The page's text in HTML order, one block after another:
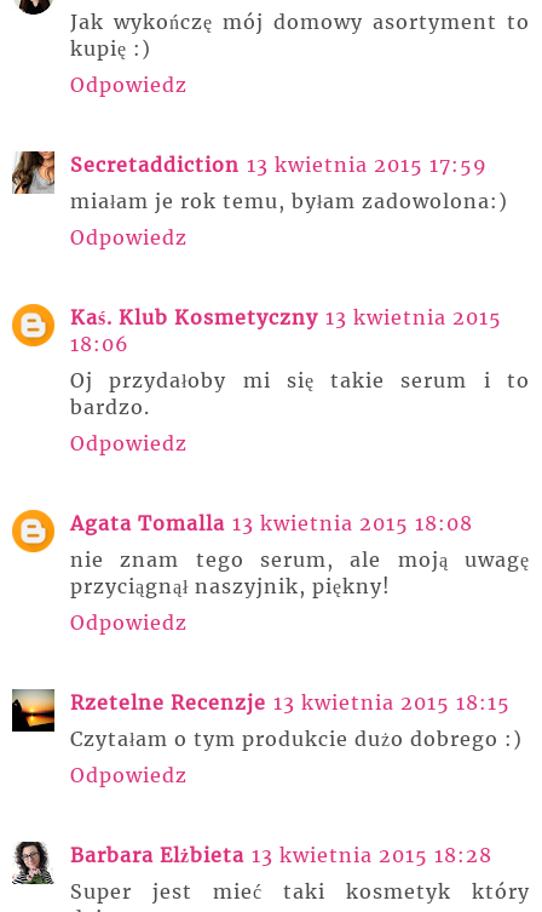
Jak wykończę mój domowy asortyment to
kupię :)
Odpowiedz
Secretaddiction 13 kwietnia 2015 17:59
miałam je rok temu, byłam zadowolona:)
Odpowiedz
Kaś. Klub Kosmetyczny 13 kwietnia 2015
18:06
Oj przydałoby mi się takie serum i to
bardzo.
Odpowiedz
Agata Tomalla 13 kwietnia 2015 18:08
nie znam tego serum, ale moją uwagę
przyciągnął naszyjnik, piękny!
Odpowiedz
Rzetelne Recenzje 13 kwietnia 2015 18:15
Czytałam o tym produkcie dużo dobrego :)
Odpowiedz
Barbara Elżbieta 13 kwietnia 2015 18:28
Super jest mieć taki kosmetyk który